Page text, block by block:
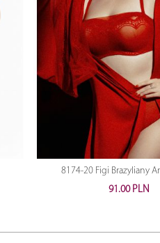
8174-20 Figi Brazyliany
91.00 PLN